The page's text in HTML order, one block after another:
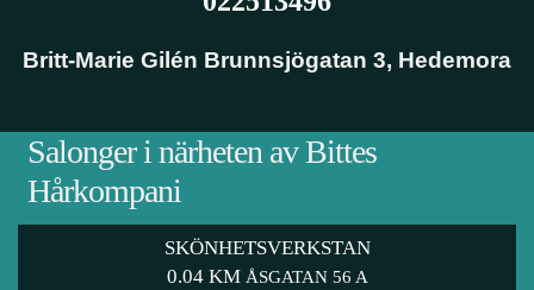
Britt-Marie Gilén Brunnsjögatan 3, Hedemora
Salonger i närheten av Bittes
Hårkompani
SKÖNHETSVERKSTAN
0.04 KM ÅSGATAN 56 A